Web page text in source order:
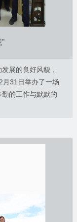
展的良好风貌，
月31日举办了一场
的工作与默默的